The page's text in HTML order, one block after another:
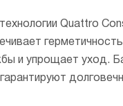
Quattro
и упрощает уход.